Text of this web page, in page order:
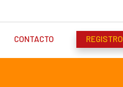
CONTACTO